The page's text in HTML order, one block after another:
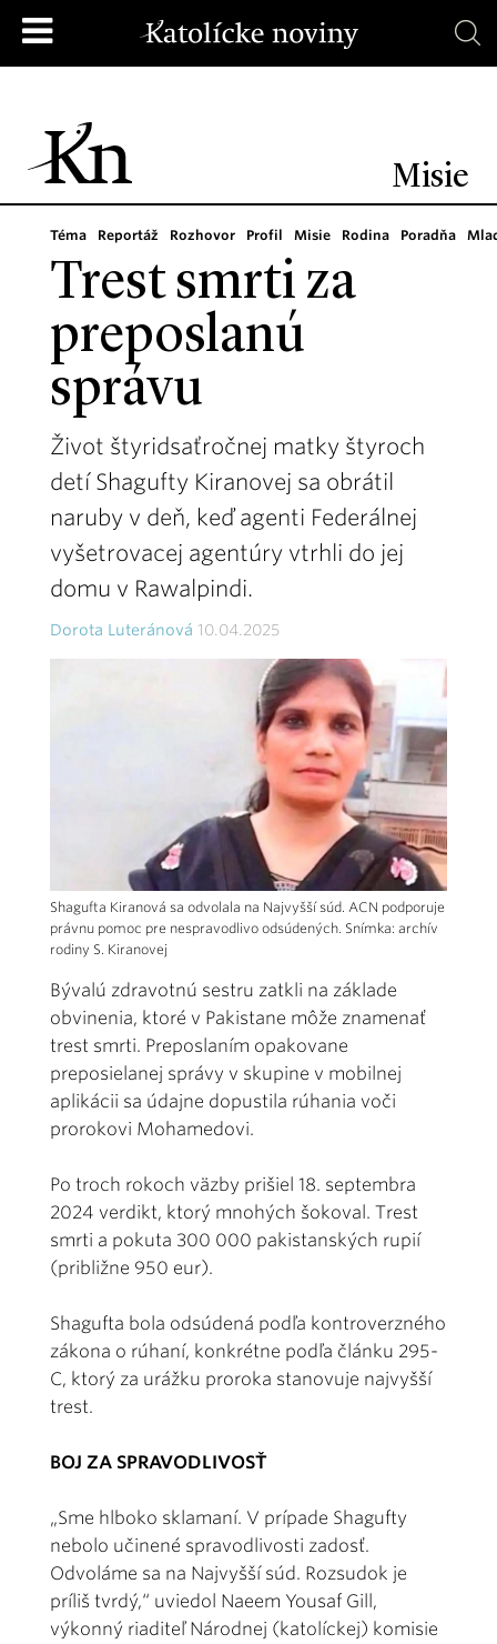
Misie
Téma Reportáž Rozhovor Profil Misie Rodina Poradňa
Trest smrti za
preposlanú
správu
Život štyridsaťročnej matky štyroch
detí Shagufty Kiranovej sa obrátil
naruby v deň, keď agenti Federálnej
vyšetrovacej agentúry vtrhli do jej
domu v Rawalpindi.
Dorota Luteránová 10.04.2025
Shagufta Kiranová sa odvolala na Najvyšší súd. ACN podporuje
právnu pomoc pre nespravodlivo odsúdených. Snímka: archív
rodiny S. Kiranovej
Bývalú zdravotnú sestru zatkli na základe
obvinenia, ktoré v Pakistane môže znamenať
trest smrti. Preposlaním opakovane
preposielanej správy v skupine v mobilnej
aplikácii sa údajne dopustila rúhania voči
prorokovi Mohamedovi.
Po troch rokoch väzby prišiel 18. septembra
2024 verdikt, ktorý mnohých šokoval. Trest
smrti a pokuta 300 000 pakistanských rupií
(približne 950 eur).
Shagufta bola odsúdená podľa kontroverzného
zákona o rúhaní, konkrétne podľa článku 295-
C, ktorý za urážku proroka stanovuje najvyšší
trest.
BOJ ZA SPRAVODLIVOSŤ
„Sme hlboko sklamaní. V prípade Shagufty
nebolo učinené spravodlivosti zadosť.
Odvoláme sa na Najvyšší súd. Rozsudok je
príliš tvrdý,“ uviedol Naeem Yousaf Gill,
výkonný riaditeľ Národnej (katolíckej) komisie